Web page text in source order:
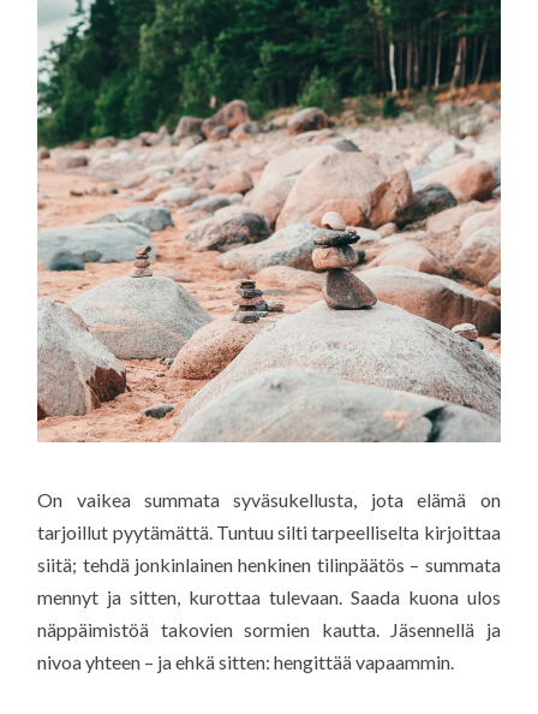
On vaikea summata syväsukellusta, jota elämä on
tarjoillut pyytämättä. Tuntuu silti tarpeelliselta kirjoittaa
siitä; tehdä jonkinlainen henkinen tilinpäätös – summata
mennyt ja sitten, kurottaa tulevaan. Saada kuona ulos
näppäimistöä takovien sormien kautta. Jäsennellä ja
nivoa yhteen – ja ehkä sitten: hengittää vapaammin.